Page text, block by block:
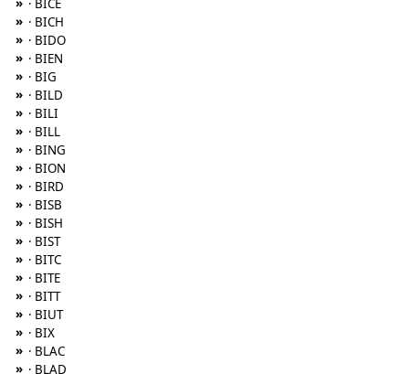
· BICE
» · BICH
» · BIDO
» · BIEN
» · BIG
» · BILD
» · BILI
» · BILL
» · BING
» · BION
» · BIRD
» · BISB
» · BISH
» · BIST
» · BITC
» · BITE
» · BITT
» · BIUT
» · BIX
» · BLAC
» · BLAD